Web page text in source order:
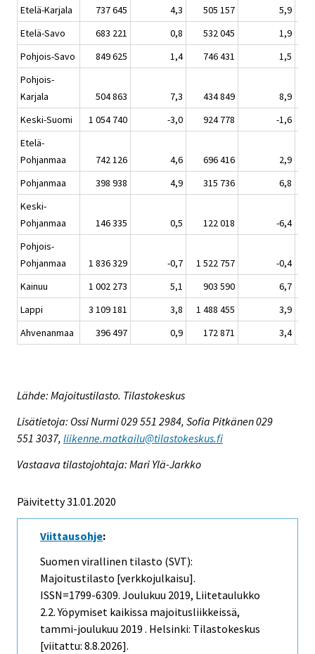
Etelä-Karjala
737 645 4,3 505 157 5,9
Etelä-Savo
683 221 0,8 532 045 1,9
Pohjois-Savo
849 625 1,4 746 431 1,5
Pohjois-
Karjala
504 863 7,3 434 849
8,9
Keski-Suomi
1 054 740 -3,0 924 778 -1,6
Etelä-
Pohjanmaa
742 126 4,6 696 416
2,9
Pohjanmaa
398 938 4,9 315 736
6,8
Keski-
Pohjanmaa
146 335 0,5 122 018
-6,4
Pohjois-
Pohjanmaa
1 836 329 -0,7 1 522 757 -0,4
Kainuu
1 002 273 5,1 903 590
6,7
Lappi
3 109 181 3,8 1 488 455 3,9
Ahvenanmaa
396 497 0,9 172 871 3,4
Lähde: Majoitustilasto. Tilastokeskus
Lisätietoja: Ossi Nurmi 029 551 2984, Sofia Pitkänen 029
551 3037, liikenne.matkailu@tilastokeskus.fi
Vastaava tilastojohtaja: Mari Ylä-Jarkko
Päivitetty 31.01.2020
Viittausohje:
Suomen virallinen tilasto (SVT):
Majoitustilasto [verkkojulkaisu].
ISSN=1799-6309. Joulukuu 2019, Liitetaulukko
2.2. Yöpymiset kaikissa majoitusliikkeissä,
tammi-joulukuu 2019 . Helsinki: Tilastokeskus
[viitattu: 8.8.2026].